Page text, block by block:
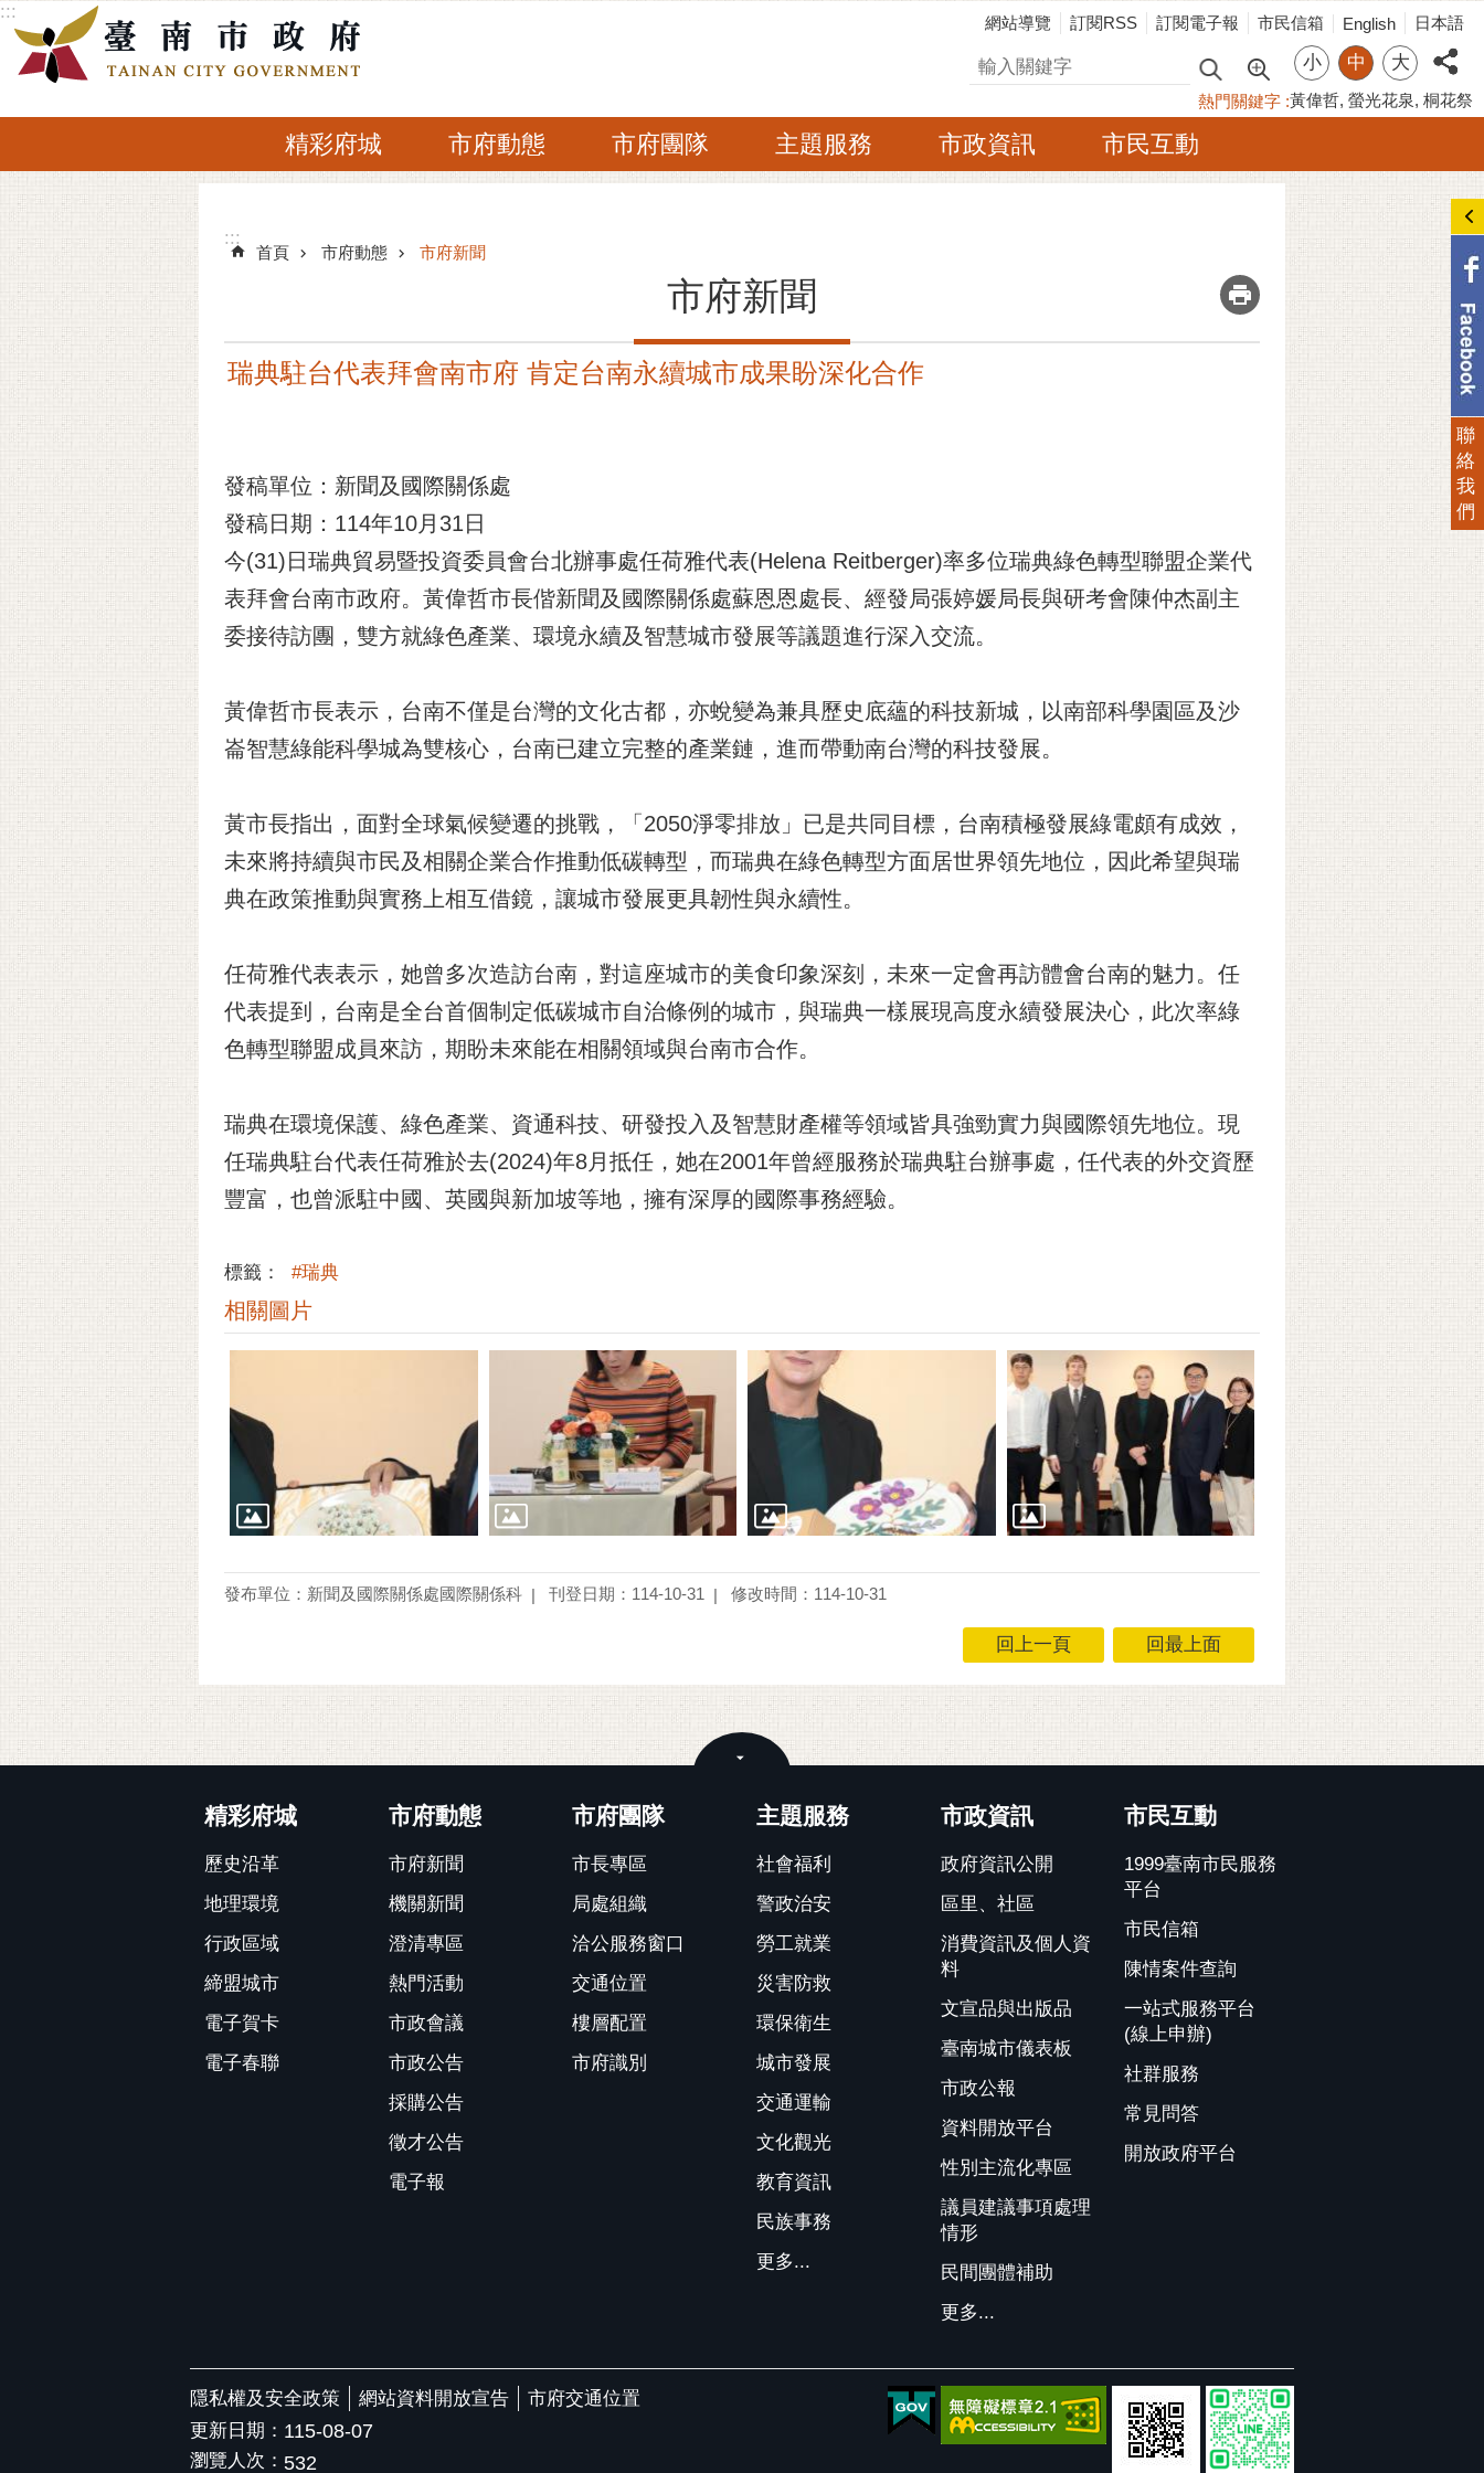
跳到主要內容區塊
:::
網站導覽 訂閱RSS 訂閱電子報 市民信箱 English 日本語
搜尋 小 中 大
熱門關鍵字 黃偉哲 螢光花泉 桐花祭
精彩府城 市府動態 市府團隊 主題服務 市政資訊 市民互動
:::
:::
首頁 市府動態 市府新聞
市府新聞 _
瑞典駐台代表拜會南市府 肯定台南永續城市成果盼深化合作
發稿單位：新聞及國際關係處
發稿日期：114年10月31日
今(31)日瑞典貿易暨投資委員會台北辦事處任荷雅代表(Helena Reitberger)率多位瑞典綠色轉型聯盟企業代
表拜會台南市政府。黃偉哲市長偕新聞及國際關係處蘇恩恩處長、經發局張婷媛局長與研考會陳仲杰副主
委接待訪團，雙方就綠色產業、環境永續及智慧城市發展等議題進行深入交流。
黃偉哲市長表示，台南不僅是台灣的文化古都，亦蛻變為兼具歷史底蘊的科技新城，以南部科學園區及沙
崙智慧綠能科學城為雙核心，台南已建立完整的產業鏈，進而帶動南台灣的科技發展。
黃市長指出，面對全球氣候變遷的挑戰，「2050淨零排放」已是共同目標，台南積極發展綠電頗有成效，
未來將持續與市民及相關企業合作推動低碳轉型，而瑞典在綠色轉型方面居世界領先地位，因此希望與瑞
典在政策推動與實務上相互借鏡，讓城市發展更具韌性與永續性。
任荷雅代表表示，她曾多次造訪台南，對這座城市的美食印象深刻，未來一定會再訪體會台南的魅力。任
代表提到，台南是全台首個制定低碳城市自治條例的城市，與瑞典一樣展現高度永續發展決心，此次率綠
色轉型聯盟成員來訪，期盼未來能在相關領域與台南市合作。
瑞典在環境保護、綠色產業、資通科技、研發投入及智慧財產權等領域皆具強勁實力與國際領先地位。現
任瑞典駐台代表任荷雅於去(2024)年8月抵任，她在2001年曾經服務於瑞典駐台辦事處，任代表的外交資歷
豐富，也曾派駐中國、英國與新加坡等地，擁有深厚的國際事務經驗。
標籤： #瑞典
相關圖片
發布單位：新聞及國際關係處國際關係科 刊登日期：114-10-31 修改時間：114-10-31
回上一頁 回最上面
精彩府城
歷史沿革
地理環境
行政區域
締盟城市
電子賀卡
電子春聯
市府動態
市府新聞
機關新聞
澄清專區
熱門活動
市政會議
市政公告
採購公告
徵才公告
電子報
市府團隊
市長專區
局處組織
洽公服務窗口
交通位置
樓層配置
市府識別
主題服務
社會福利
警政治安
勞工就業
災害防救
環保衛生
城市發展
交通運輸
文化觀光
教育資訊
民族事務
更多...
市政資訊
政府資訊公開
區里、社區
消費資訊及個人資
料
文宣品與出版品
臺南城市儀表板
市政公報
資料開放平台
性別主流化專區
議員建議事項處理
情形
民間團體補助
更多...
市民互動
1999臺南市民服務
平台
市民信箱
陳情案件查詢
一站式服務平台
(線上申辦)
社群服務
常見問答
開放政府平台
隱私權及安全政策 網站資料開放宣告
市府交通位置
更新日期： 115-08-07
瀏覽人次： 532
聯
絡
我
們